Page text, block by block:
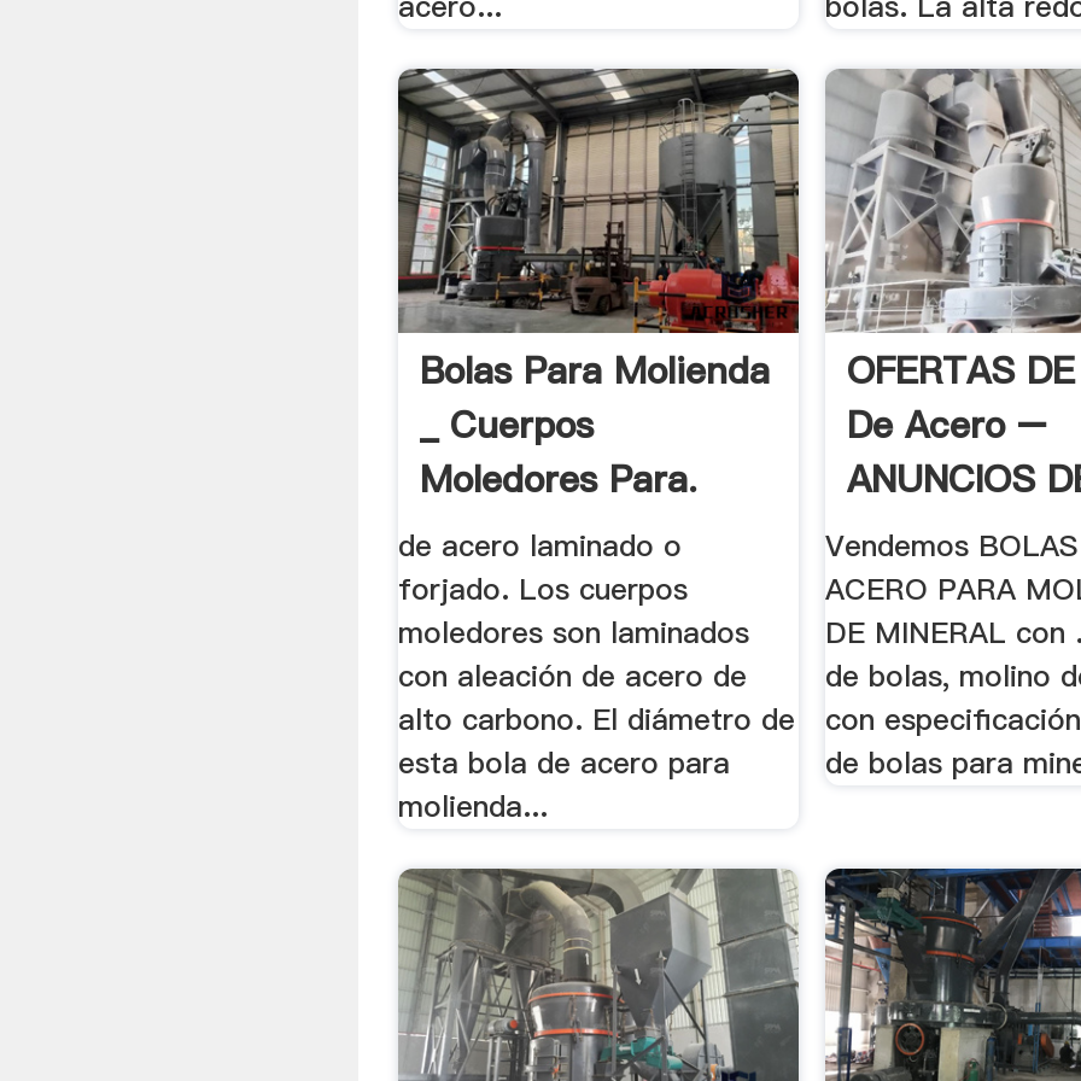
Bolas Para Molienda
_ Cuerpos
Moledores Para.
de acero laminado o
forjado. Los cuerpos
moledores son laminados
con aleación de acero de
alto carbono. El diámetro de
esta bola de acero para
molienda...
OFERTAS
De Acero –
ANUNCIOS
VENTA |
Vendemos
ACERO PARA
DE MINERAL con
de bolas, molino
con
de bolas para